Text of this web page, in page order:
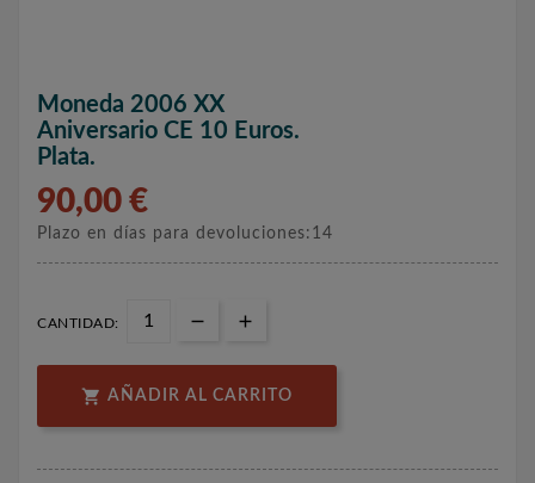
Moneda 2006 XX
Aniversario CE 10 Euros.
Plata.
90,00 €
Plazo en días para devoluciones:14
CANTIDAD:
 AÑADIR AL CARRITO